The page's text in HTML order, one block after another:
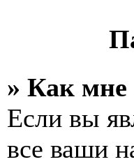
» Как мне
Если вы
все ваши